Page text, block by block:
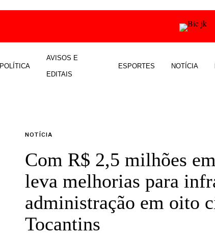
POLÍTICA
AVISOS E
EDITAIS
ESPORTES NOTÍCIA
NOTÍCIA
Com R$ 2,5 milhões
leva melhorias para
administração em oito
Tocantins